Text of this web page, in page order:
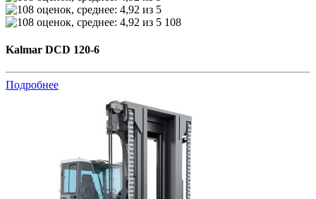
108
Kalmar DCD 120-6
Подробнее